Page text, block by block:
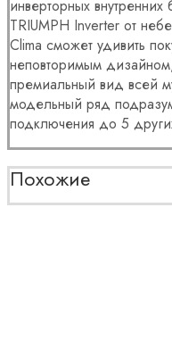
инверторных внутренних
TRIUMPH Inverter от
Clima сможет удивить
неповторимым
премиальный вид всей
модельный ряд
подключения до 5
Похожие